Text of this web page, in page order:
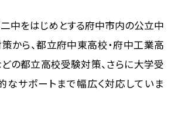
中をはじめとする府中市内の公立中
から、都立府中東高校・府中工業高
の都立高校受験対策、さらに大学受
なサポートまで幅広く対応していま